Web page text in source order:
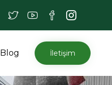
İçeriğe
atla
Blog İletişim